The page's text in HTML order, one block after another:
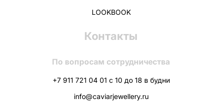
LOOKBOOK
Контакты
По вопросам сотрудничества
+7 911 721 04 01 с 10 до 18 в будни
info@caviarjewellery.ru